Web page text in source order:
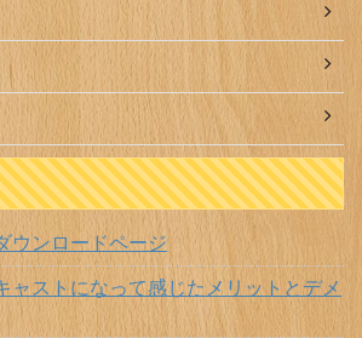
ウンロードページ
ャストになって感じたメリットとデメ